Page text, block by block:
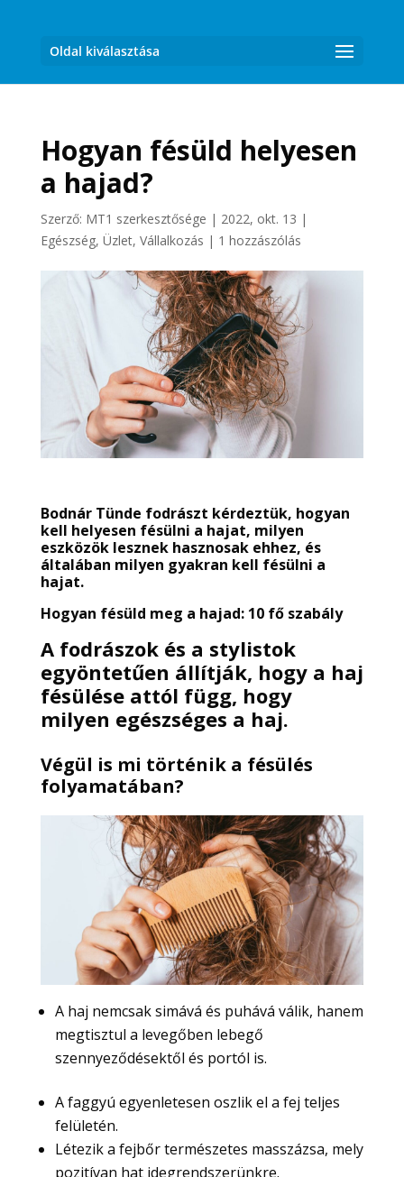
Oldal kiválasztása
Hogyan fésüld helyesen
a hajad?
Szerző: MT1 szerkesztősége | 2022, okt. 13 |
Egészség, Üzlet, Vállalkozás | 1 hozzászólás
Bodnár Tünde fodrászt kérdeztük, hogyan
kell helyesen fésülni a hajat, milyen
eszközök lesznek hasznosak ehhez, és
általában milyen gyakran kell fésülni a
hajat.
Hogyan fésüld meg a hajad: 10 fő szabály
A fodrászok és a stylistok
egyöntetűen állítják, hogy a haj
fésülése attól függ, hogy
milyen egészséges a haj.
Végül is mi történik a fésülés
folyamatában?
A haj nemcsak simává és puhává válik, hanem
megtisztul a levegőben lebegő
szennyeződésektől és portól is.
A faggyú egyenletesen oszlik el a fej teljes
felületén.
Létezik a fejbőr természetes masszázsa, mely
pozitívan hat idegrendszerünkre.